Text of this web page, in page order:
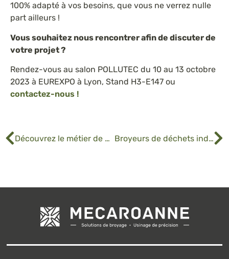
100% adapté à vos besoins, que vous ne verrez nulle
part ailleurs !
Vous souhaitez nous rencontrer afin de discuter de
votre projet ?
Rendez-vous au salon POLLUTEC du 10 au 13 octobre
2023 à EUREXPO à Lyon, Stand H3-E147 ou
contactez-nous !
Découvrez le métier de Victor, opérateur sur commande numérique Broyeurs de déchets industriels : l’expertise MECAROANNE